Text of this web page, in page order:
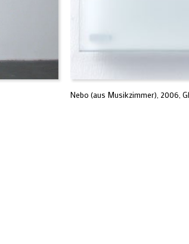
Nebo (aus Musikzimmer), 2006,